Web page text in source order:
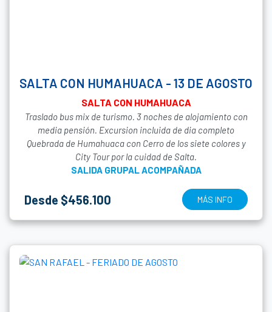
SALTA CON HUMAHUACA - 13 DE AGOSTO
SALTA CON HUMAHUACA
Traslado bus mix de turismo. 3 noches de alojamiento con
media pensión. Excursion incluida de dia completo
Quebrada de Humahuaca con Cerro de los siete colores y
City Tour por la cuidad de Salta.
SALIDA GRUPAL ACOMPAÑADA
Desde $456.100 MÁS INFO